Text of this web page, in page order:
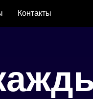
Контакты